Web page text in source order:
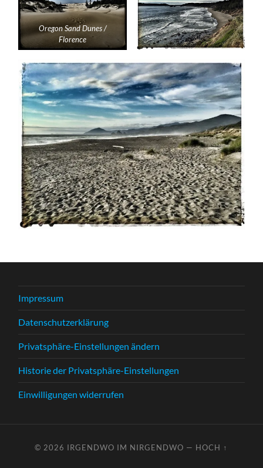
Oregon Sand Dunes /
Florence
Impressum
Datenschutzerklärung
Privatsphäre-Einstellungen ändern
Historie der Privatsphäre-Einstellungen
Einwilligungen widerrufen
© 2026 IRGENDWO IM NIRGENDWO — HOCH ↑